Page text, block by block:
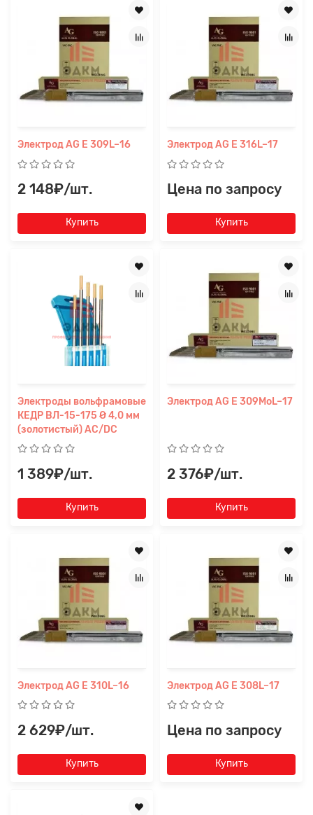
Электрод AG E 309L–16
2 148₽/шт.
Купить
Электрод AG E 316L–17
Цена по запросу
Купить
Электроды вольфрамовые
КЕДР ВЛ-15-175 Ø 4,0 мм
(золотистый) AC/DC
1 389₽/шт.
Купить
Электрод AG E 309MoL–17
2 376₽/шт.
Купить
Электрод AG E 310L–16
2 629₽/шт.
Купить
Электрод AG E 308L–17
Цена по запросу
Купить